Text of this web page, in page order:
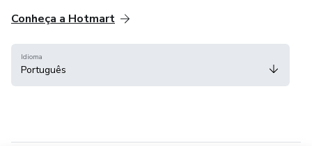
Conheça a Hotmart
Idioma
Português